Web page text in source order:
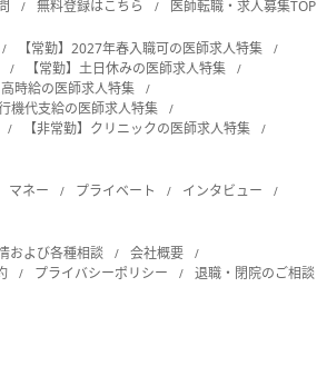
無料登録はこちら 医師転職・求人募集TOP
【常勤】2027年春入職可の医師求人特集
【常勤】土日休みの医師求人特集
高時給の医師求人特集
機代支給の医師求人特集
【非常勤】クリニックの医師求人特集
マネー プライベート
インタビュー
および各種相談
会社概要
プライバシーポリシー 退職・閉院のご相談